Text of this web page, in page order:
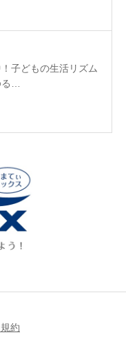
子どもの生活リズム
…
約